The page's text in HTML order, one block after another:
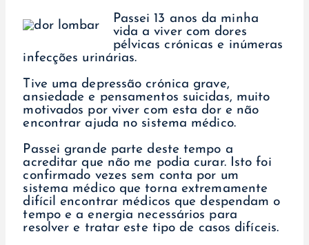
Passei 13 anos da minha
vida a viver com dores
pélvicas crónicas e inúmeras
infecções urinárias.
Tive uma depressão crónica grave,
ansiedade e pensamentos suicidas, muito
motivados por viver com esta dor e não
encontrar ajuda no sistema médico.
Passei grande parte deste tempo a
acreditar que não me podia curar. Isto foi
confirmado vezes sem conta por um
sistema médico que torna extremamente
difícil encontrar médicos que despendam o
tempo e a energia necessários para
resolver e tratar este tipo de casos difíceis.